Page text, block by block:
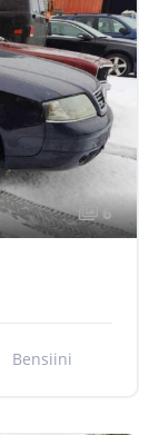
6
Bensiini